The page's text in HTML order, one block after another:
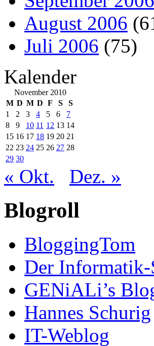
August 2006
Juli 2006 (75)
Kalender
November 2010
M D M D F S
S
1
2 3 4 5 6
7
8
9 10 11 12 13 14
15 16 17 18 19 20 21
22 23 24 25 26 27 28
29 30
« Okt. Dez. »
Blogroll
BloggingTom
Der Informatik-
GENiALi’s
Hannes Schurig
IT-Weblog